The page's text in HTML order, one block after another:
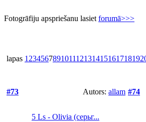
Fotogrāfiju apspriešanu lasiet forumā>>>
lapas 1 2345678910111213141516171819
#73 Autors: allam
5 Ls - Olivia (серьг...
#74